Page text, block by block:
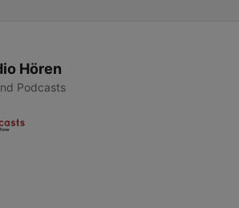
Hören
Podcasts